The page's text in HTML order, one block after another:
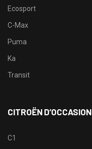
Ecosport
C-Max
Puma
Ka
Transit
CITROËN D’OCCASION
C1